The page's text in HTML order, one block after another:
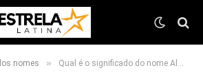
nomes » Qual é o significado do nome Alcides